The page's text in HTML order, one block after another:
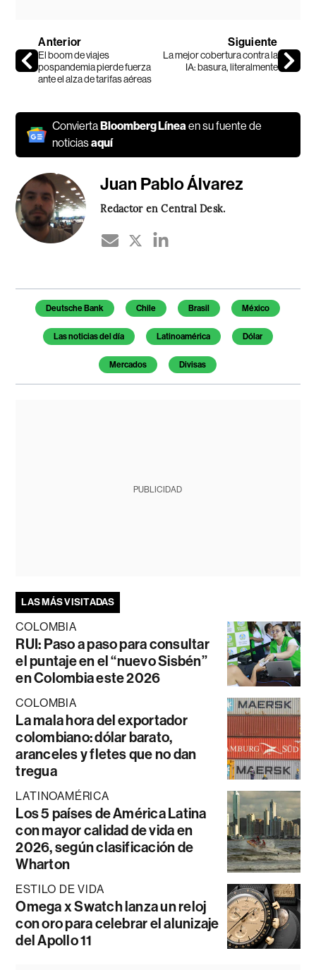
Anterior
El boom de viajes
pospandemia pierde fuerza
ante el alza de tarifas aéreas
Siguiente
La mejor cobertura contra la
IA: basura, literalmente
ConviertaBloomberg Líneaen su fuente de
noticiasaquí
Juan Pablo Álvarez
Redactor en Central Desk.
Temas de este artículo
Deutsche Bank Chile Brasil México
Las noticias del día Latinoamérica Dólar
Mercados Divisas
PUBLICIDAD
LAS MÁS VISITADAS
COLOMBIA
RUI: Paso a paso para consultar
el puntaje en el “nuevo Sisbén”
en Colombia este 2026
COLOMBIA
La mala hora del exportador
colombiano: dólar barato,
aranceles y fletes que no dan
tregua
LATINOAMÉRICA
Los 5 países de América Latina
con mayor calidad de vida en
2026, según clasificación de
Wharton
ESTILO DE VIDA
Omega x Swatch lanza un reloj
con oro para celebrar el alunizaje
del Apollo 11